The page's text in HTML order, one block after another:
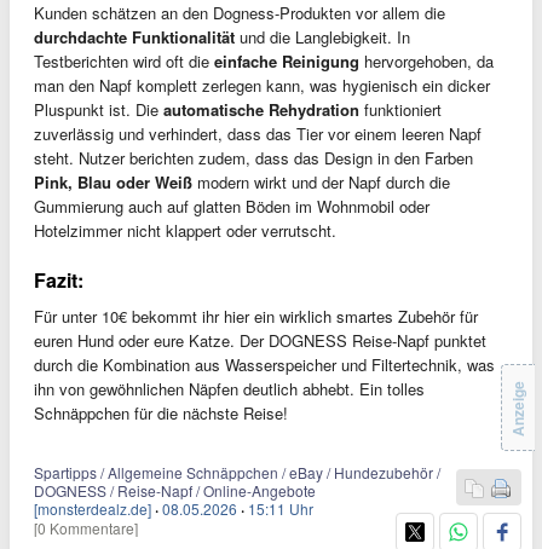
Kunden schätzen an den Dogness-Produkten vor allem die
durchdachte Funktionalität und die Langlebigkeit. In
Testberichten wird oft die einfache Reinigung hervorgehoben, da
man den Napf komplett zerlegen kann, was hygienisch ein dicker
Pluspunkt ist. Die automatische Rehydration funktioniert
zuverlässig und verhindert, dass das Tier vor einem leeren Napf
steht. Nutzer berichten zudem, dass das Design in den Farben
Pink, Blau oder Weiß modern wirkt und der Napf durch die
Gummierung auch auf glatten Böden im Wohnmobil oder
Hotelzimmer nicht klappert oder verrutscht.
Fazit:
Für unter 10€ bekommt ihr hier ein wirklich smartes Zubehör für
euren Hund oder eure Katze. Der DOGNESS Reise-Napf punktet
durch die Kombination aus Wasserspeicher und Filtertechnik, was
ihn von gewöhnlichen Näpfen deutlich abhebt. Ein tolles
Schnäppchen für die nächste Reise!
Spartipps / Allgemeine Schnäppchen / eBay / Hundezubehör /
DOGNESS / Reise-Napf / Online-Angebote
[monsterdealz.de] ·08.05.2026 · 15:11 Uhr
[0 Kommentare]
Anzeige